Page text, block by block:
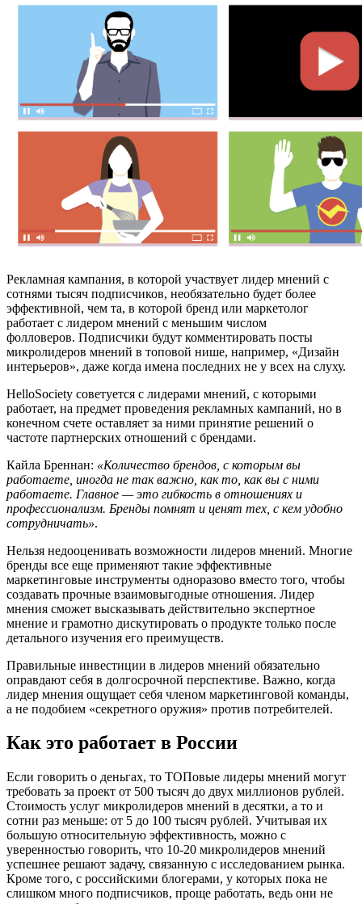
Рекламная кампания, в которой участвует лидер мнений с
сотнями тысяч подписчиков, необязательно будет более
эффективной, чем та, в которой бренд или маркетолог
работает с лидером мнений с меньшим числом
фолловеров. Подписчики будут комментировать посты
микролидеров мнений в топовой нише, например, «Дизайн
интерьеров», даже когда имена последних не у всех на слуху.
HelloSociety советуется с лидерами мнений, с которыми
работает, на предмет проведения рекламных кампаний, но в
конечном счете оставляет за ними принятие решений о
частоте партнерских отношений с брендами.
Кайла Бреннан: «Количество брендов, с которым вы
работаете, иногда не так важно, как то, как вы с ними
работаете. Главное — это гибкость в отношениях и
профессионализм. Бренды помнят и ценят тех, с кем удобно
сотрудничать».
Нельзя недооценивать возможности лидеров мнений. Многие
бренды все еще применяют такие эффективные
маркетинговые инструменты одноразово вместо того, чтобы
создавать прочные взаимовыгодные отношения. Лидер
мнения сможет высказывать действительно экспертное
мнение и грамотно дискутировать о продукте только после
детального изучения его преимуществ.
Правильные инвестиции в лидеров мнений обязательно
оправдают себя в долгосрочной перспективе. Важно, когда
лидер мнения ощущает себя членом маркетинговой команды,
а не подобием «секретного оружия» против потребителей.
Как это работает в России
Если говорить о деньгах, то ТОПовые лидеры мнений могут
требовать за проект от 500 тысяч до двух миллионов рублей.
Стоимость услуг микролидеров мнений в десятки, а то и
сотни раз меньше: от 5 до 100 тысяч рублей. Учитывая их
большую относительную эффективность, можно с
уверенностью говорить, что 10-20 микролидеров мнений
успешнее решают задачу, связанную с исследованием рынка.
Кроме того, с российскими блогерами, у которых пока не
слишком много подписчиков, проще работать, ведь они не